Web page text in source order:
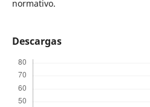
normativo.
Descargas